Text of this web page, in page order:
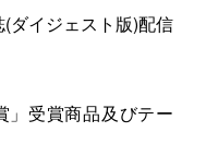
ダイジェスト版)配信
」受賞商品及びテー